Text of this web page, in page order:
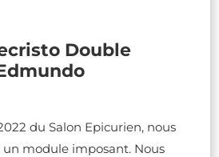
Double
du Salon Epicurien, nous
module imposant. Nous